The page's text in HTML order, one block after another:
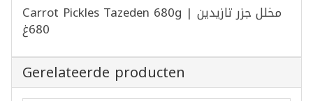
Carrot Pickles Tazeden 680g | مخلل جزر تازيدين
680غ
Gerelateerde producten